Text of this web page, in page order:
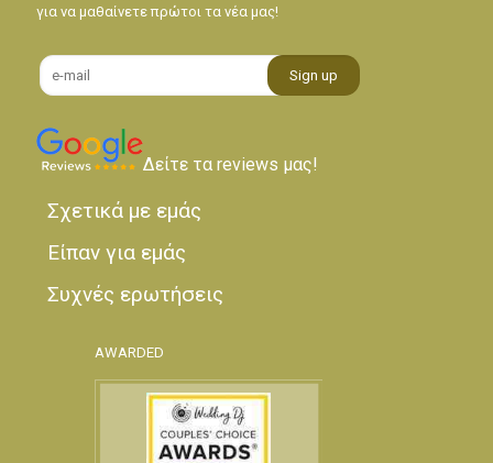
για να μαθαίνετε πρώτοι τα νέα μας!
Δείτε τα reviews μας!
Σχετικά με εμάς
Είπαν για εμάς
Συχνές ερωτήσεις
AWARDED